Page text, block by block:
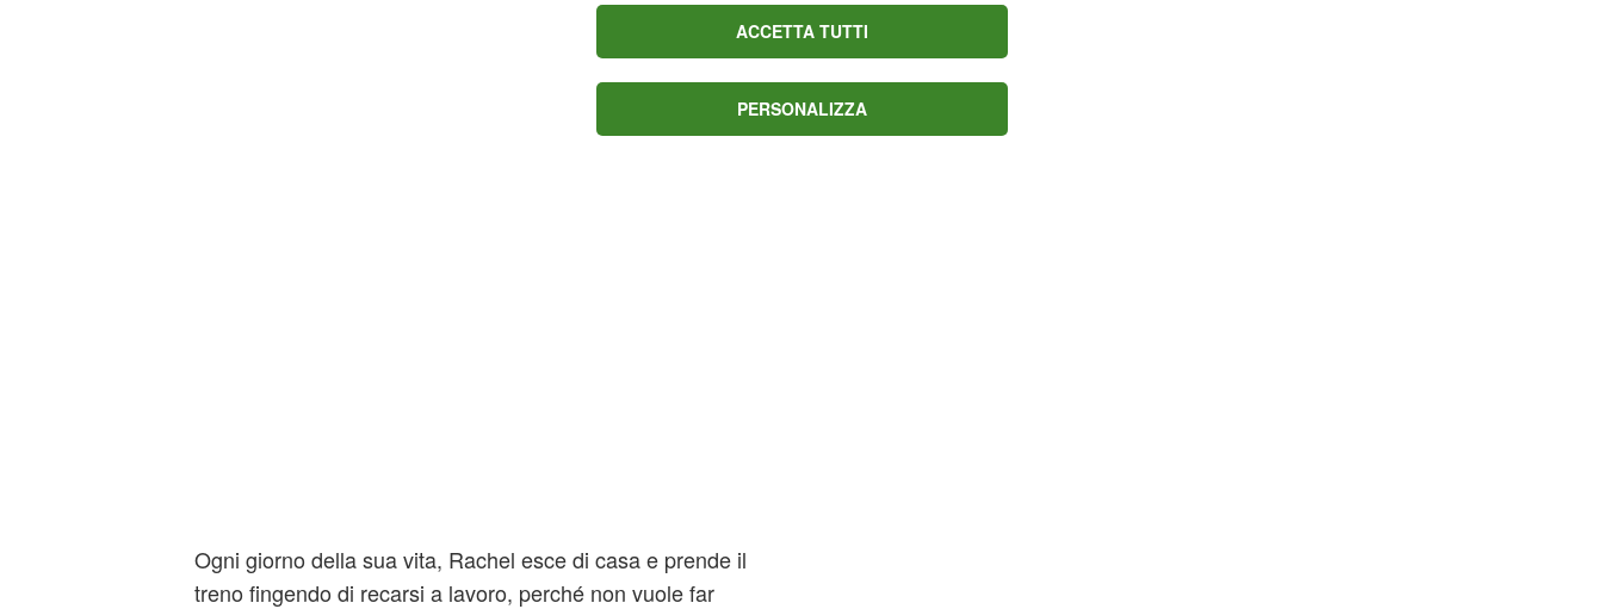
trentaduenne non ha accettato la fine del suo matrimonio
Anna
Ogni giorno della sua vita, Rachel esce di casa e prende il
treno fingendo di recarsi a lavoro, perché non vuole far
ACCETTA TUTTI
PERSONALIZZA